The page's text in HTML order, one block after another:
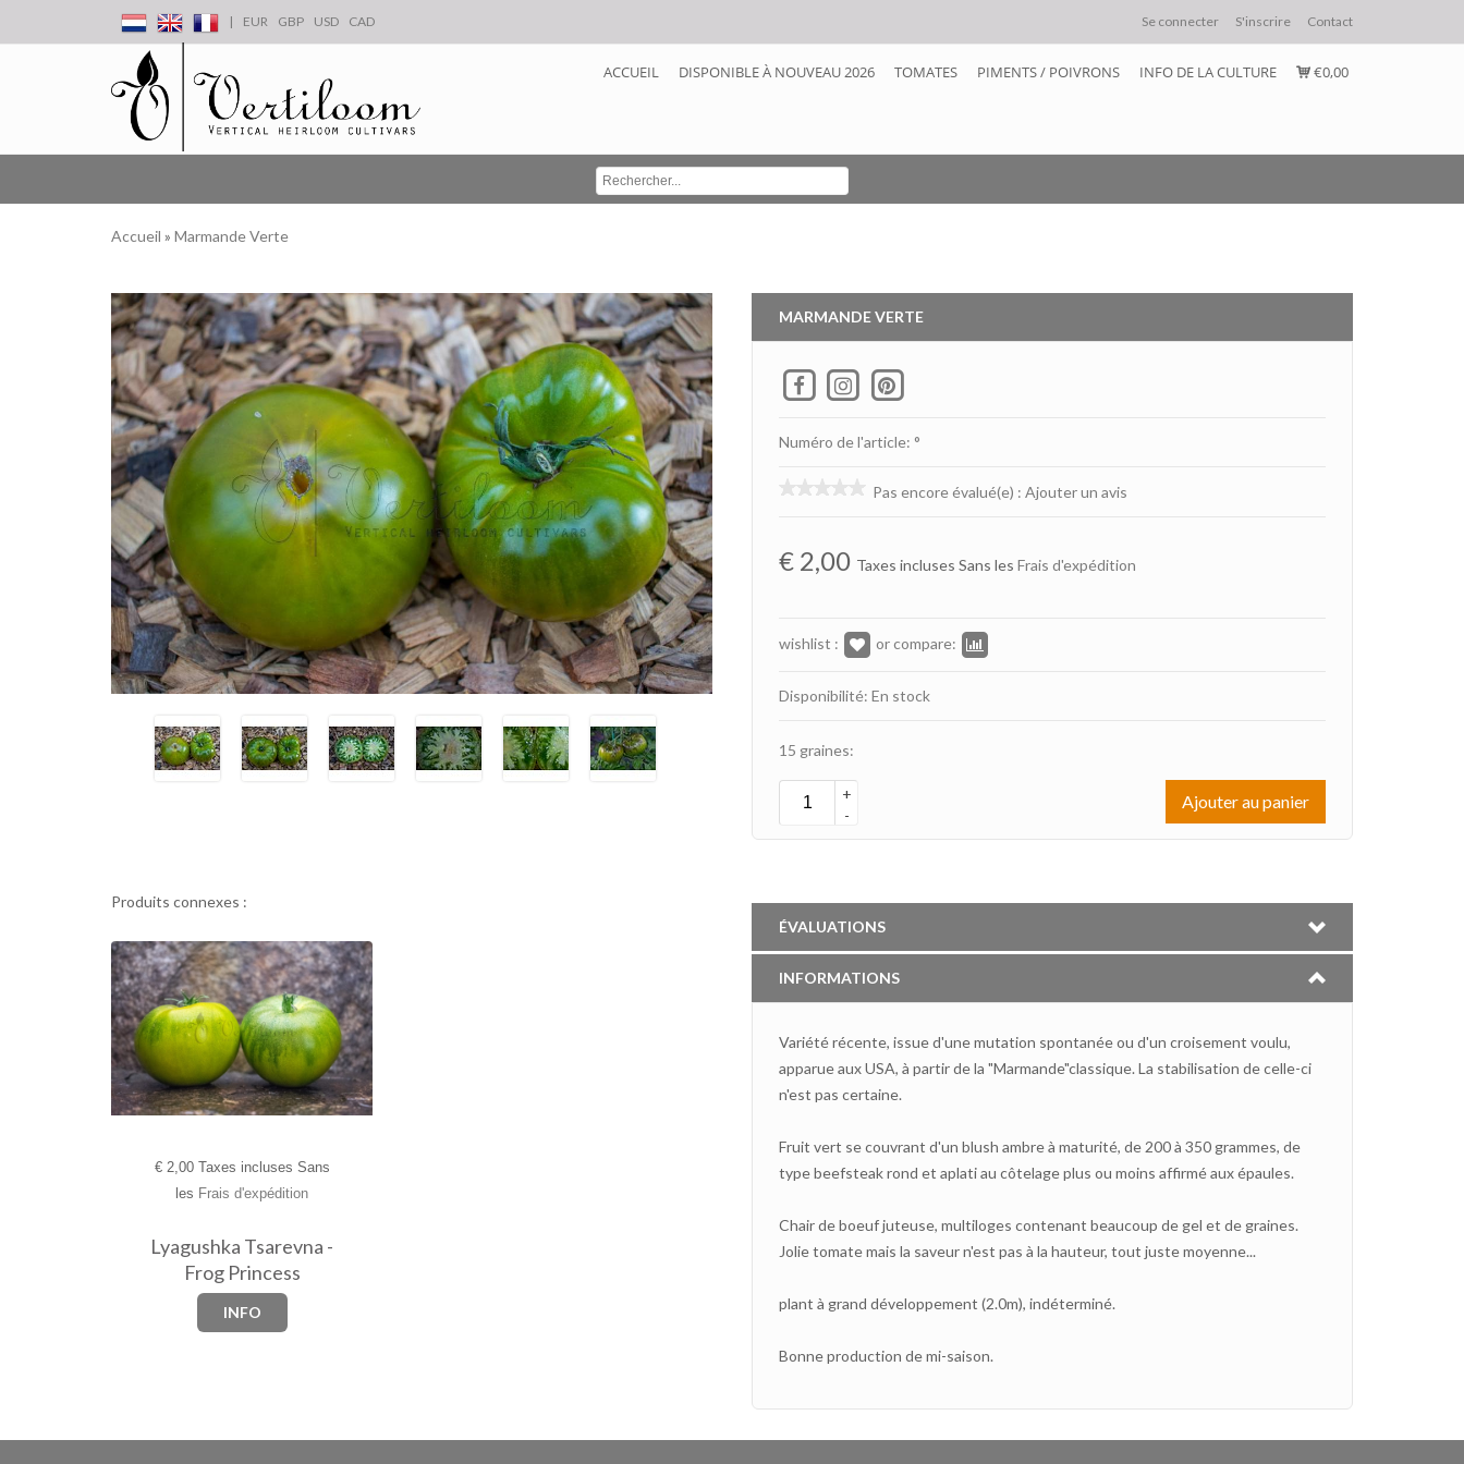
| EUR GBP USD CAD Se connecter S'inscrire Contact
ACCUEIL DISPONIBLE À NOUVEAU 2026 TOMATES PIMENTS / POIVRONS INFO DE LA CULTURE €0,00
Accueil » Marmande Verte
MARMANDE VERTE
Numéro de l'article: °
Pas encore évalué(e) : Ajouter un avis
€ 2,00 Taxes incluses Sans les Frais d'expédition
wishlist : or compare:
Disponibilité: En stock
15 graines:
+
-
Ajouter au panier
Produits connexes :
€2,00 Taxes incluses Sans
les Frais d'expédition
Lyagushka Tsarevna -
Frog Princess
INFO
ÉVALUATIONS
INFORMATIONS
Variété récente, issue d'une mutation spontanée ou d'un croisement voulu,
apparue aux USA, à partir de la "Marmande"classique. La stabilisation de celle-ci
n'est pas certaine.
Fruit vert se couvrant d'un blush ambre à maturité, de 200 à 350 grammes, de
type beefsteak rond et aplati au côtelage plus ou moins affirmé aux épaules.
Chair de boeuf juteuse, multiloges contenant beaucoup de gel et de graines.
Jolie tomate mais la saveur n'est pas à la hauteur, tout juste moyenne...
plant à grand développement (2.0m), indéterminé.
Bonne production de mi-saison.